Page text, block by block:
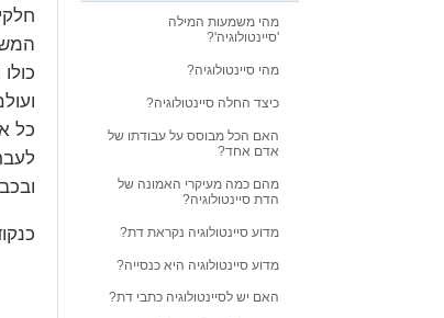
כל
מהי משמעות המילה
'סיינטולוגיה'?
מהי סיינטולוגיה?
כיצד החלה סיינטולוגיה?
האם הכל מבוסס על עבודתו של
אדם אחד?
מהם כמה מעיקרי האמונה של
הדת סיינטולוגיה?
מדוע סיינטולוגיה נקראת דת?
מדוע סיינטולוגיה היא כנסייה?
האם יש לסיינטולוגיה כתבי דת?